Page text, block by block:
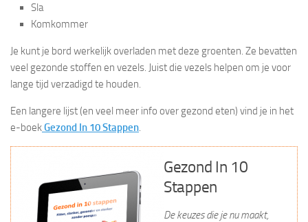
Sla
Komkommer
Je kunt je bord werkelijk overladen met deze groenten. Ze bevatten
veel gezonde stoffen en vezels. Juist die vezels helpen om je voor
lange tijd verzadigd te houden.
Een langere lijst (en veel meer info over gezond eten) vind je in het
e-boekGezond In 10 Stappen.
Gezond In 10
Stappen
De keuzes die je nu maakt,